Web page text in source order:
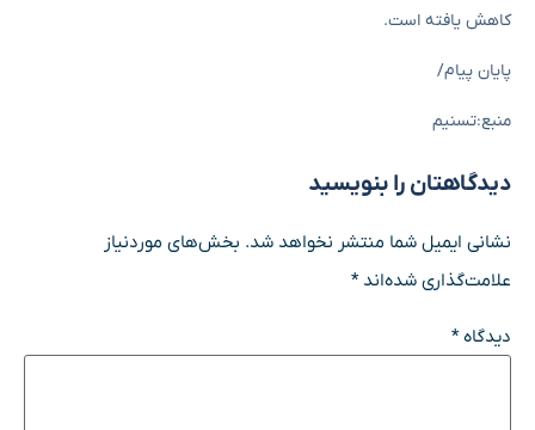
کاهش یافته است.
پایان پیام/
منبع:تسنیم
دیدگاهتان را بنویسید
نشانی ایمیل شما منتشر نخواهد شد. بخش‌های موردنیاز
علامت‌گذاری شده‌اند*
دیدگاه*